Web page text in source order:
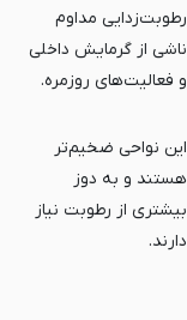
رطوبت‌زدایی مداوم
ناشی از گرمایش داخلی
و فعالیت‌های روزمره.
این نواحی ضخیم‌تر
هستند و به دوز
بیشتری از رطوبت نیاز
دارند.